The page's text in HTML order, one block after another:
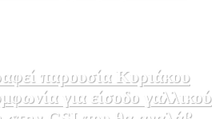
παρουσία Κυριάκου
για είσοδο γαλλικού